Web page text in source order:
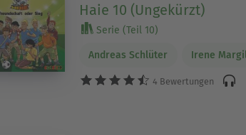
Haie 10 (Ungekürzt)
Serie (Teil 10)
Andreas Schlüter Irene
4 Bewertungen